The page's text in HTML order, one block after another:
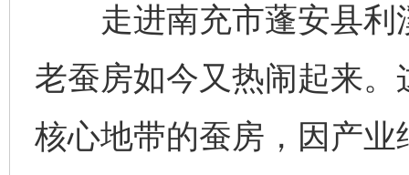
走进南充市蓬安县利
老蚕房如今又热闹起来
核心地带的蚕房，因产